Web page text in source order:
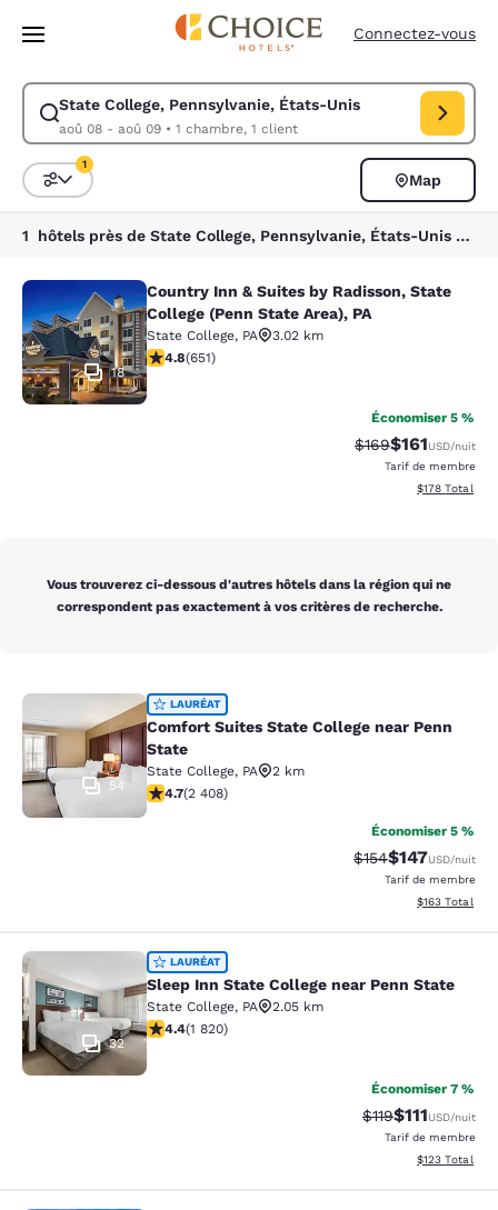
Passer à Contenu Principal
Connectez-vous
State College, Pennsylvanie, États-Unis
aoû 08 - aoû 09• 1 chambre, 1 client
Modifiez la recherche pour State College, Pennsylvanie, États-Unis.
Trier et filtrer
1
Map
1 hôtels près de State College, Pennsylvanie, États-Unis correspondant à vos filtres
Country Inn & Suites by Radisson,
18
Country Inn & Suites by Radisson, State
College (Penn State Area), PA
State College, PA
3.02 km
4.76 étoiles. Exceptionnel. 651 commentaires
4.8(651)
Économiser 5 %
Tarif barré :
$169Tarif réduit :
$161USD/nuit
Tarif de membre
Afficher les
$178 Total
Vous trouverez ci-dessous d'autres hôtels dans la région qui ne
correspondent pas exactement à vos critères de recherche.
Comfort Suites State College near
54
LAURÉAT
Comfort Suites State College near Penn
State
State College, PA
2 km
4.67 étoiles. Exceptionnel. 2408 commentaires
4.7(2 408)
Économiser 5 %
Tarif barré :
$154Tarif réduit :
$147USD/nuit
Tarif de membre
Afficher les
$163 Total
Sleep Inn State College near Penn
32
LAURÉAT
Sleep Inn State College near Penn State
State College, PA
2.05 km
4.39 étoiles. Excellent. 1820 commentaires
4.4(1 820)
Économiser 7 %
Tarif barré :
$119Tarif réduit :
$111USD/nuit
Tarif de membre
Afficher les
$123 Total